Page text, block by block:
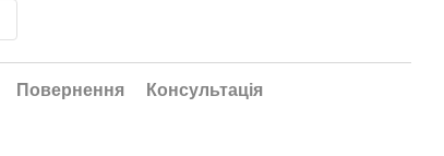
Повернення Консультація